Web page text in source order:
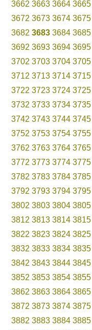
3662 3663 3664 3665
3672 3673 3674 3675
3682 3683 3684 3685
3692 3693 3694 3695
3702 3703 3704 3705
3712 3713 3714 3715
3722 3723 3724 3725
3732 3733 3734 3735
3742 3743 3744 3745
3752 3753 3754 3755
3762 3763 3764 3765
3772 3773 3774 3775
3782 3783 3784 3785
3792 3793 3794 3795
3802 3803 3804 3805
3812 3813 3814 3815
3822 3823 3824 3825
3832 3833 3834 3835
3842 3843 3844 3845
3852 3853 3854 3855
3862 3863 3864 3865
3872 3873 3874 3875
3882 3883 3884 3885